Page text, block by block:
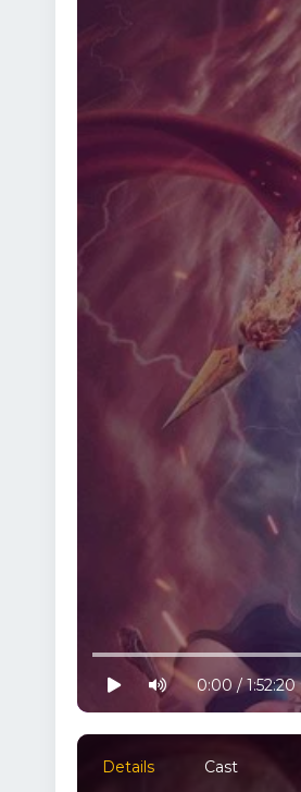
10% progress
play
volume0:00 / 1:52:20
Details Cast